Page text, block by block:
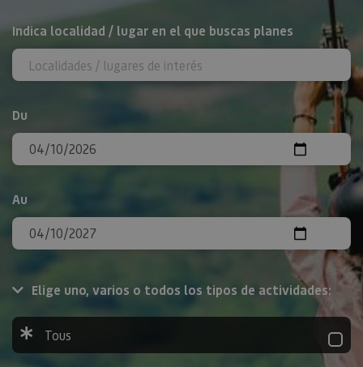
Rechercher
Indica localidad / lugar en el que buscas planes
Du
Au
Elige uno, varios o todos los tipos de actividades:
Tous